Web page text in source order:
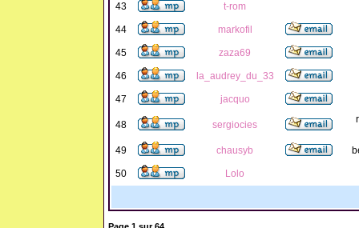
43 t-rom
44 markofil
45 zaza69
46 la_audrey_du_33
47 jacquo
48 sergiocies
49 chausyb
50 Lolo